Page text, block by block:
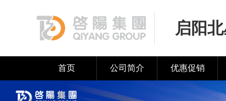
启阳
首页 公司简介 优惠促销